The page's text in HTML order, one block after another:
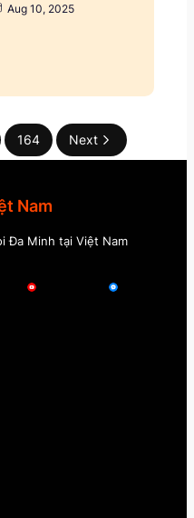
Aug 10, 2025
164 Next
Nam
Đa Minh tại Việt Nam